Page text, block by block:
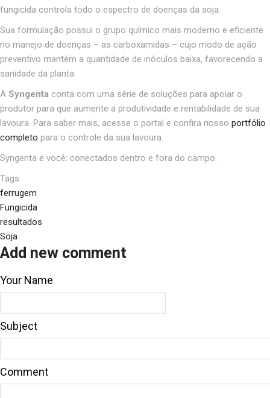
fungicida controla todo o espectro de doenças da soja.
Sua formulação possui o grupo químico mais moderno e eficiente
no manejo de doenças – as carboxamidas – cujo modo de ação
preventivo mantém a quantidade de inóculos baixa, favorecendo a
sanidade da planta.
A Syngenta conta com uma série de soluções para apoiar o
produtor para que aumente a produtividade e rentabilidade de sua
lavoura. Para saber mais, acesse o portal e confira nosso portfólio
completo para o controle da sua lavoura.
Syngenta e você: conectados dentro e fora do campo.
Tags
ferrugem
Fungicida
resultados
Soja
Add new comment
Your Name
Subject
Comment